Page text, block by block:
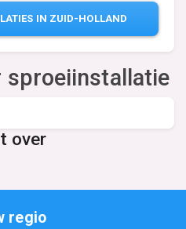
IN ZUID-HOLLAND
sproeiinstallatie
over
regio